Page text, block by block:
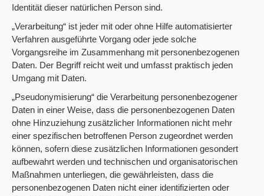
Identität dieser natürlichen Person sind.
„Verarbeitung“ ist jeder mit oder ohne Hilfe automatisierter
Verfahren ausgeführte Vorgang oder jede solche
Vorgangsreihe im Zusammenhang mit personenbezogenen
Daten. Der Begriff reicht weit und umfasst praktisch jeden
Umgang mit Daten.
„Pseudonymisierung“ die Verarbeitung personenbezogener
Daten in einer Weise, dass die personenbezogenen Daten
ohne Hinzuziehung zusätzlicher Informationen nicht mehr
einer spezifischen betroffenen Person zugeordnet werden
können, sofern diese zusätzlichen Informationen gesondert
aufbewahrt werden und technischen und organisatorischen
Maßnahmen unterliegen, die gewährleisten, dass die
personenbezogenen Daten nicht einer identifizierten oder